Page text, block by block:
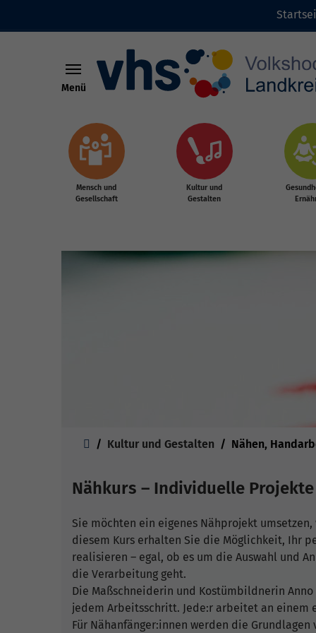
Menü
Mensch und
Gesellschaft
Kultur und
Gestalten
Kultur und Gestalten Nähen,
Nähkurs – Individuelle
Sie möchten ein eigenes Nähprojekt
diesem Kurs erhalten Sie die Möglichkeit, Ihr
realisieren – egal, ob es um die Auswahl und
die Verarbeitung geht.
Die Maßschneiderin und Kostümbildnerin
jedem Arbeitsschritt. Jede:r arbeitet an einem
Für Nähanfänger:innen werden die